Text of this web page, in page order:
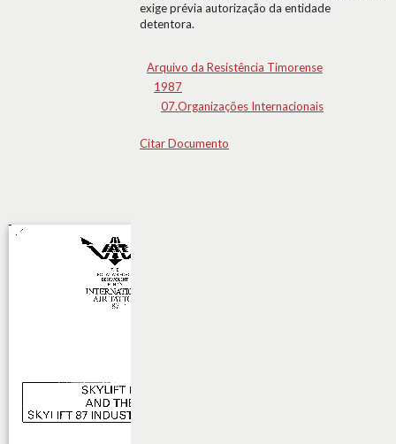
exige prévia autorização da entidade
detentora.
Arquivo da Resistência Timorense
1987
07.Organizações Internacionais
Citar Documento